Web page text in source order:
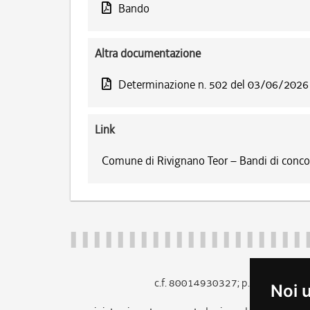
Noi
Bando
Altra documentazione
Determinazione n. 502 del 03/06/2026
Link
Comune di Rivignano Teor – Bandi di
c.f. 80014930327; p.iva